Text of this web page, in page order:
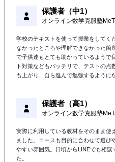
保護者（中1）
オンライン数学克服塾
学校のテキストを使って授業をしてく
なかったところや理解できなかった箇
で子供達もとても助かっているようで
ト対策などもバッチリで、テストの
も上がり、自ら進んで勉強するように
保護者（高1）
オンライン数学克服塾
実際に利用している教材をそのまま使
ました。コースも目的に合わせて選び
やすい雰囲気。日頃からLINEでも相談
た。